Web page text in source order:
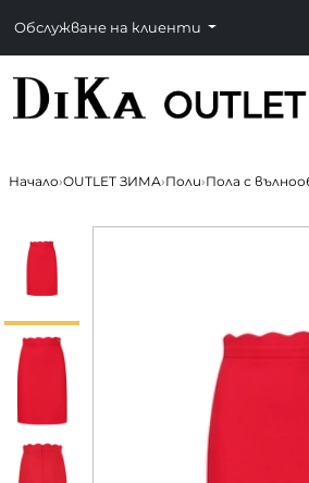
Обслужване на клиенти
Начало›OUTLET ЗИМА›Поли›Пола с